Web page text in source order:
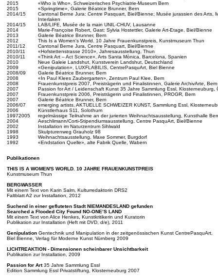
2015
«Who is Who», Schweizerisches Psychiatrie-Museum Bern
2015
«Springtime», Galerie Béatrice Brunner, Bern
2014/15
Cantonal Berne Jura: Centre Pasquart, Biel/Bienne; Musée jurassien des Arts,
Interlaken
2014/15
LAB/LIFE, Musée de la main UNIL-CHUV, Lausanne
2014
Marie-Françoise Robert, Gast: Sylvia Hostettler, Galerie Art-Etage, Biel/Bienne
2013
Galerie Béatrice Brunner, Bern
2012
This Is a Women's World. 10 Jahre Frauenkunstpreis, Kunstmuseum Thun
2011/12
Cantonal Berne Jura, Centre Pasquart, Biel/Bienne
2010/11
«Hofstettenstrasse 2010», Jahresausstellung, Thun
2010/11
«Think Art – Act Science», Arts Santa Mònica, Barcelona, Spanien
2010
Neue Galeie Landshut, Kunstverein Landshut, Deutschland
2009
«Genipulation», LUXFLABILIS, CentrePasquArt, Biel Bienne
2008/09
Galerie Béatrice Brunner, Bern
2008
«In Paul Klees Zaubergarten», Zentrum Paul Klee, Bern
2008
Frauenkunstpreis 2007, Preisträgerin und Finalistinnen, Galerie ArchivArte, Bern
2007
Passion for Art / Leidenschaft Kunst 35 Jahre Sammlung Essl, Klosterneuburg,
2007
Frauenkunstpreis 2006, Preisträgerin und Finalistinnen, PROGR, Bern
2007
Galerie Béatrice Brunner, Bern
2006/07
emerging artists, AKTUELLE SCHWEIZER KUNST, Sammlung Essl,
2006
Künstlerhaus S11, Solothurn
19972005
regelmässige Teilnahme an der jurierten Weihnachtsausstellung, Kunsthalle
2004
Aeschlimann/Corti-Stipendiumsausstellung, Centre PasquArt, Biel/Bienne
2002
Installation im Naturzentrum Sihlwald
1998
Skulpturenweg Grauholz 98
1993
Weihnachtsausstellung, Maxe Sommer, Burgdorf
1992
«Endstation Quelle», alte Fabrik Quelle, Wabern
Publikationen
THIS IS A WOMEN'S WORLD. 10 JAHRE FRAUENKUNSTPREIS
Kunstmuseum Thun
BERGWASSER
Mit einem Text von Karin Salm, Kulturredaktorin DRS2
Faltblatt A2 zur Installation, 2012
Suchend in einer gefluteten Stadt NIEMANDESLAND gefunden
Searched a Flooded City Found NO-ONE’S LAND
Mit einem Text von Alice Henkes, Kunstkritikerin und Kuratorin
Publikation zur Installation (Heft mit DVD, d/e), 2011
Genipulation Gentechnik und Manipulation in der zeitgenössischen Kunst CentrePasquArt,
Biel Bienne, Verlag für Moderne Kunst Nürnberg 2009
LICHTREAKTION - Dimensionen scheinbarer Unsichtbarkeit
Publikation zur Installation, 2009
Passion for Art35 Jahre Sammlung Essl
Edition Sammlung Essl Privatstiftung, Klosterneuburg 2007